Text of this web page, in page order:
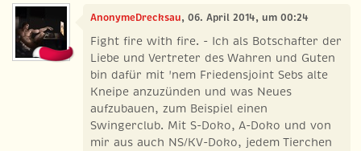
AnonymeDrecksau, 06. April 2014, um 00:24
Fight fire with fire. - Ich als Botschafter der
Liebe und Vertreter des Wahren und Guten
bin dafür mit 'nem Friedensjoint Sebs alte
Kneipe anzuzünden und was Neues
aufzubauen, zum Beispiel einen
Swingerclub. Mit S-Doko, A-Doko und von
mir aus auch NS/KV-Doko, jedem Tierchen